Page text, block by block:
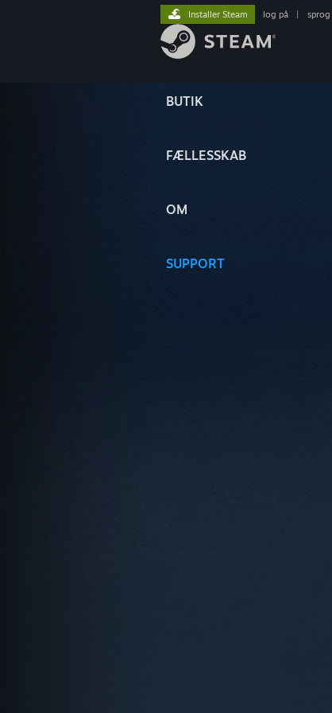
BUTIK
FÆLLESSKAB
OM
SUPPORT
Installer Steam log på sprog